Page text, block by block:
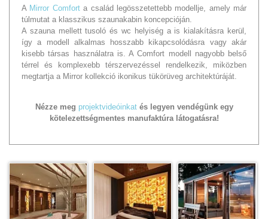
A Mirror Comforta család legösszetettebb modellje, amely már
túlmutat a klasszikus szaunakabin koncepcióján.
A szauna mellett tusoló és wc helyiség a is kialakításra kerül,
így a modell alkalmas hosszabb kikapcsolódásra vagy akár
kisebb társas használatra is. A Comfort modell nagyobb belső
térrel és komplexebb térszervezéssel rendelkezik, miközben
megtartja a Mirror kollekció ikonikus tükörüveg architektúráját.
Nézze meg projektvideóinkat és legyen vendégünk egy
kötelezettségmentes manufaktúra látogatásra!